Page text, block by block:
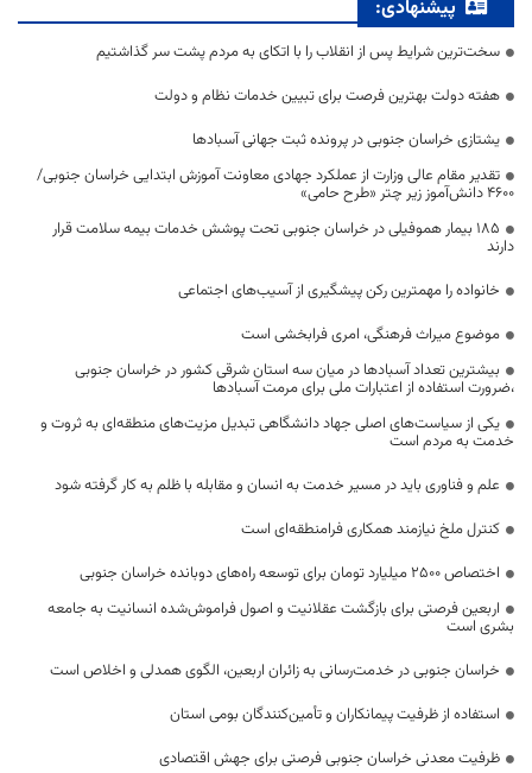
پیشنهادی:
سخت‌ترین شرایط پس از انقلاب را با اتکای به مردم پشت سر گذاشتیم
هفته دولت بهترین فرصت برای تبیین خدمات نظام و دولت
یشتازی خراسان جنوبی در پرونده ثبت جهانی آسبادها
تقدیر مقام عالی وزارت از عملکرد جهادی معاونت آموزش ابتدایی خراسان جنوبی/
۴۶۰۰ دانش‌آموز زیر چتر «طرح حامی»
۱۸۵ بیمار هموفیلی در خراسان جنوبی تحت پوشش خدمات بیمه سلامت قرار
دارند
خانواده را مهمترین رکن پیشگیری از آسیب‌های اجتماعی
موضوع میراث فرهنگی، امری فرابخشی است
بیشترین تعداد آسبادها در میان سه استان شرقی کشور در خراسان جنوبی
،ضرورت استفاده از اعتبارات ملی برای مرمت آسبادها
یکی از سیاست‌های اصلی جهاد دانشگاهی تبدیل مزیت‌های منطقه‌ای به ثروت و
خدمت به مردم است
علم و فناوری باید در مسیر خدمت به انسان و مقابله با ظلم به کار گرفته شود
کنترل ملخ نیازمند همکاری فرامنطقه‌ای است
اختصاص 2500 میلیارد تومان برای توسعه راه‌های دوبانده خراسان جنوبی
اربعین فرصتی برای بازگشت عقلانیت و اصول فراموش‌شده انسانیت به جامعه
بشری است
خراسان جنوبی در خدمت‌رسانی به زائران اربعین، الگوی همدلی و اخلاص است
استفاده از ظرفیت پیمانکاران و تأمین‌کنندگان بومی استان
ظرفیت معدنی خراسان جنوبی فرصتی برای جهش اقتصادی